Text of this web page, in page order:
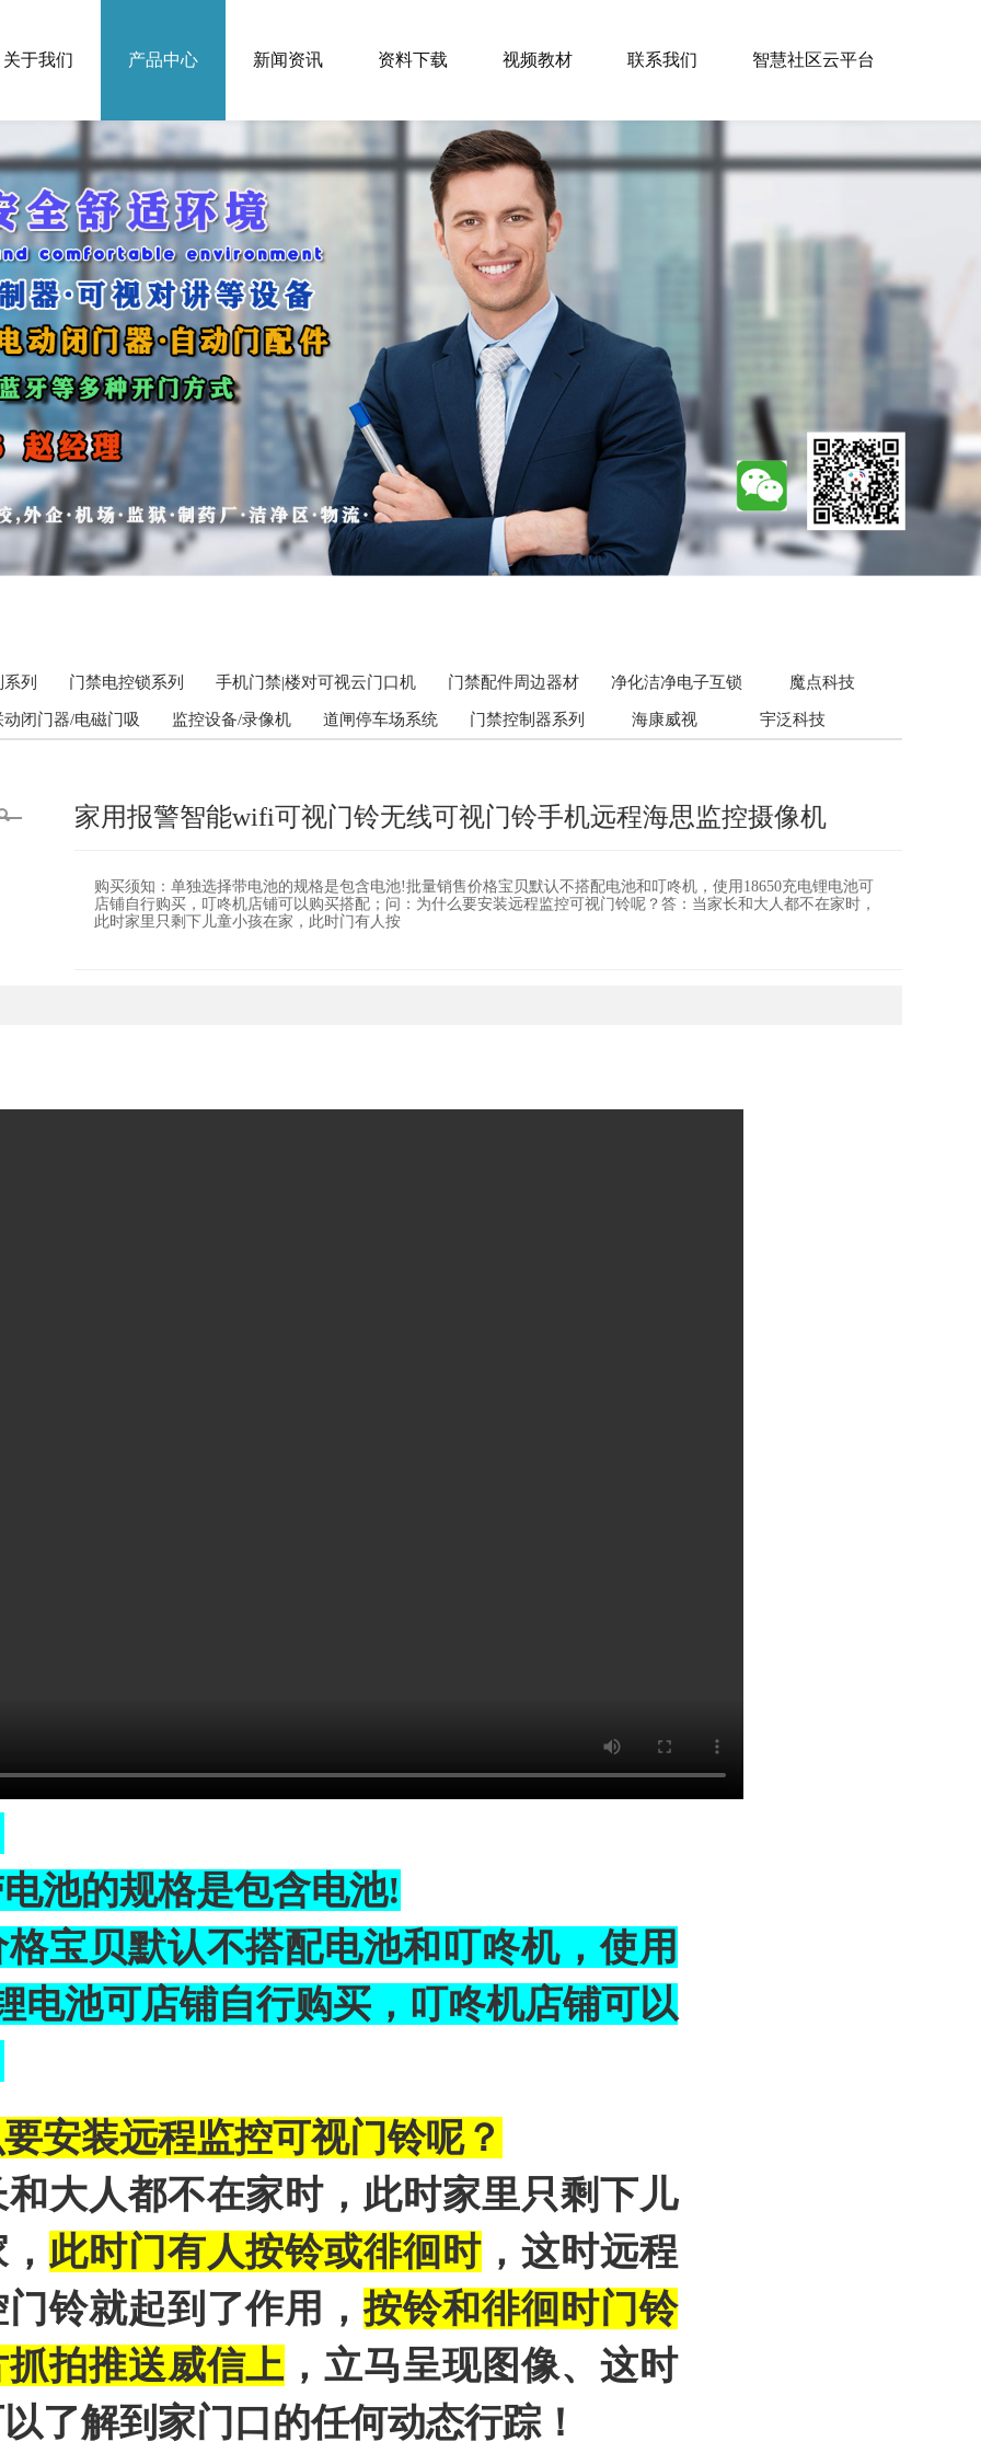
关于我们 产品中心 新闻资讯 资料下载 视频教材 联系我们 智慧社区云平台
列 门禁电控锁系列 手机门禁|楼对可视云门口机 门禁配件周边器材 净化洁净电子互锁 魔点科技
闭门器/电磁门吸 监控设备/录像机 道闸停车场系统 门禁控制器系列 海康威视 宇泛科技
家用报警智能wifi可视门铃无线可视门铃手机远程海思监控摄像机
购买须知：单独选择带电池的规格是包含电池!批量销售价格宝贝默认不搭配电池和叮咚机，使用18650充电锂电池可
店铺自行购买，叮咚机店铺可以购买搭配；问：为什么要安装远程监控可视门铃呢？答：当家长和大人都不在家时，
此时家里只剩下儿童小孩在家，此时门有人按
池的规格是包含电池!
宝贝默认不搭配电池和叮咚机，使用
电池可店铺自行购买，叮咚机店铺可以
安装远程监控可视门铃呢？
大人都不在家时，此时家里只剩下儿
此时门有人按铃或徘徊时 ，这时远程
铃就起到了作用，按铃和徘徊时门铃
拍推送威信上 ，立马呈现图像、这时
了解到家门口的任何动态行踪！